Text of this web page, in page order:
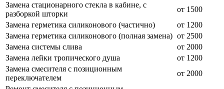
Замена стационарного стекла в кабине, с
разборкой шторки
от 1500
Замена герметика силиконового (частично)
от 1200
Замена герметика силиконового (полная замена) от 2500
Замена системы слива
от 2000
Замена лейки тропического душа
от 1200
Замена смесителя с позиционным
переключателем
от 2000